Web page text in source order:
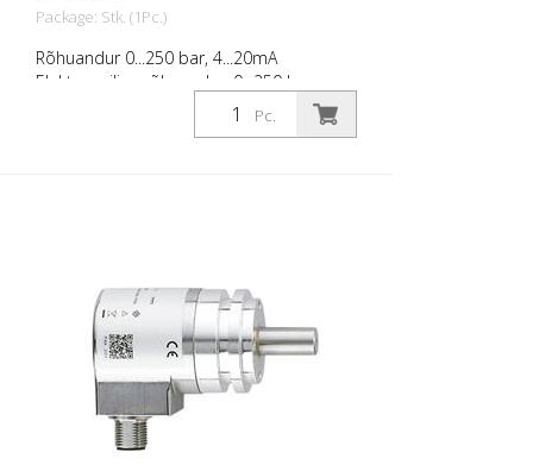
Package: Stk. (1Pc.)
Rõhuandur 0...250 bar, 4...20mA
Elektrooniline rõhuandur; 0...250 bar;
0...3625 psi; 1/4'' väliskeermega
rAnaloogsignaal; 4...20 mA DEUTSCH-
Pc.